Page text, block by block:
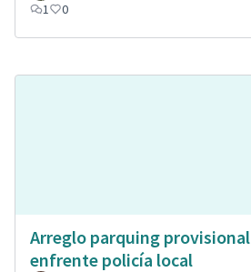
1
0
Arreglo parquing provisional
enfrente policía local